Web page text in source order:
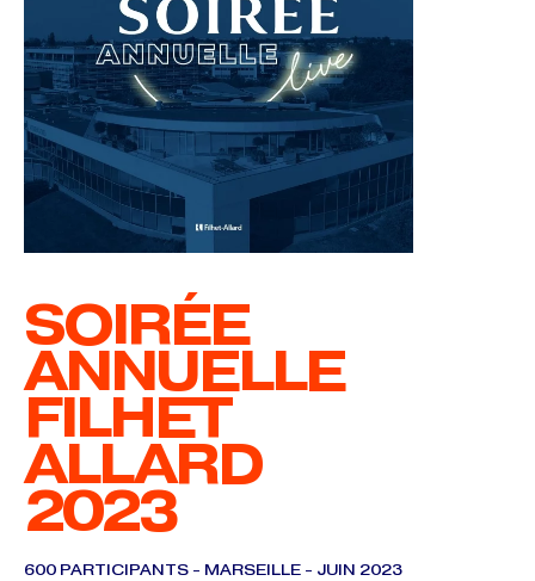
SOIRÉE
ANNUELLE
FILHET
ALLARD
2023
600 PARTICIPANTS - MARSEILLE - JUIN 2023